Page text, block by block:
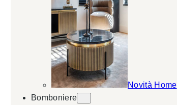
Novità Home
Bomboniere